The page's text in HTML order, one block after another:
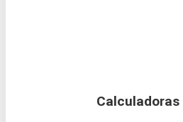
Calculadoras